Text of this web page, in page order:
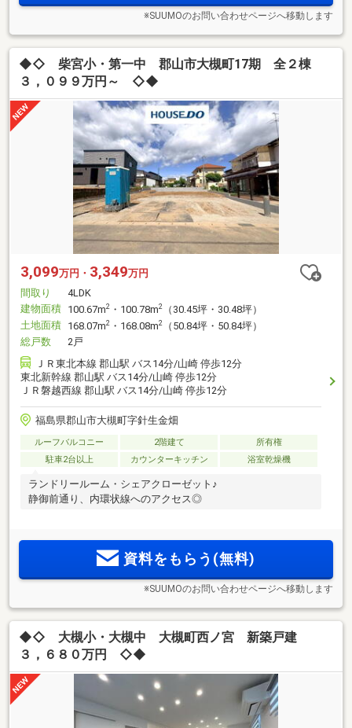
※SUUMOのお問い合わせページへ移動します
◆◇ 柴宮小・第一中 郡山市大槻町17期 全２棟
３，０９９万円～ ◇◆
3,099万円・ 3,349万円
間取り
4LDK
建物面積 100.67m2 ・100.78m2
（30.45坪・30.48坪）
土地面積 168.07m2 ・168.08m2
（50.84坪・50.84坪）
総戸数
2戸
ＪＲ東北本線 郡山駅 バス14分/山崎 停歩12分
東北新幹線 郡山駅 バス14分/山崎 停歩12分
ＪＲ磐越西線 郡山駅 バス14分/山崎 停歩12分
福島県郡山市大槻町字針生金畑
ルーフバルコニー 2階建て
所有権
駐車2台以上
カウンターキッチン 浴室乾燥機
ランドリールーム・シェアクローゼット♪
静御前通り、内環状線へのアクセス◎
資料をもらう(無料)
※SUUMOのお問い合わせページへ移動します
◆◇ 大槻小・大槻中 大槻町西ノ宮 新築戸建
３，６８０万円 ◇◆